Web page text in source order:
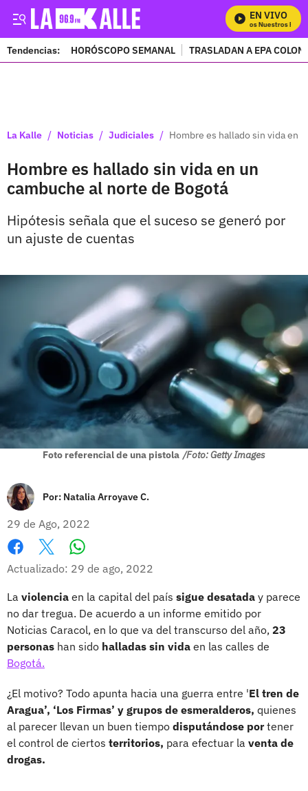
EN VIVO
Mira Todos Nuestros
Tendencias: HORÓSCOPO SEMANAL TRASLADAN A EPA
La Kalle / Noticias / Judiciales / Hombre es hallado sin vida en
Hombre es hallado sin vida en un
cambuche al norte de Bogotá
Hipótesis señala que el suceso se generó por
un ajuste de cuentas
Foto referencial de una pistola /Foto: Getty Images
Por: Natalia Arroyave C.
29 de Ago, 2022
Facebook
X
Actualizado: 29 de ago, 2022
La violencia en la capital del país sigue desatada y parece
no dar tregua. De acuerdo a un informe emitido por
Noticias Caracol, en lo que va del transcurso del año, 23
personas han sido halladas sin vida en las calles de
Bogotá.
¿El motivo? Todo apunta hacia una guerra entre 'El tren de
Aragua’, ‘Los Firmas’ y grupos de esmeralderos, quienes
al parecer llevan un buen tiempo disputándose portener
el control de ciertos territorios, para efectuar la venta de
drogas.